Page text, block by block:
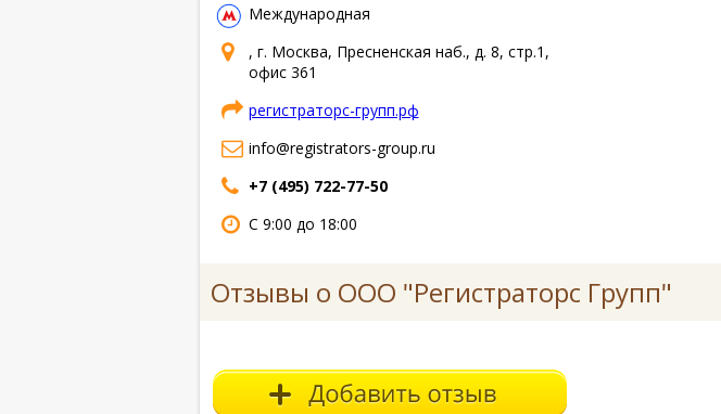
Международная
, г. Москва, Пресненская наб., д. 8, стр.1,
офис 361
регистраторс-групп.рф
info@registrators-group.ru
+7 (495) 722-77-50
С 9:00 до 18:00
Отзывы о ООО "Регистраторс Групп"